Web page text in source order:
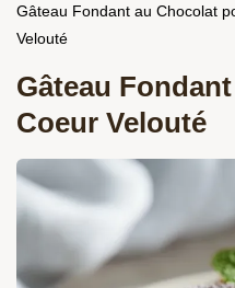
Gâteau Fondant au Chocolat
Velouté
Gâteau
Coeur Velouté